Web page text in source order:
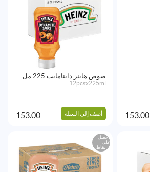
153.00
صوص هاينز داينامايت 225 مل
12pcsx225ml
أضف إلى السلة 153.00
احصل
على
نقاط